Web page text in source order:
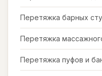
Перетяжка барных
Перетяжка
Перетяжка пуфов и